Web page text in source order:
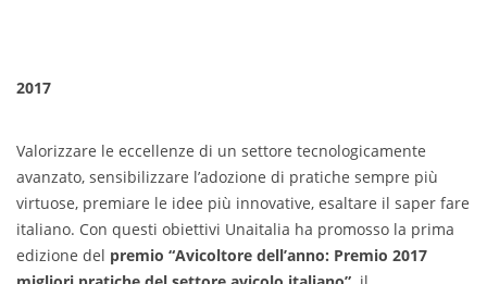
2017
Valorizzare le eccellenze di un settore tecnologicamente
avanzato, sensibilizzare l’adozione di pratiche sempre più
virtuose, premiare le idee più innovative, esaltare il saper fare
italiano. Con questi obiettivi Unaitalia ha promosso la prima
edizione del premio “Avicoltore dell’anno: Premio 2017